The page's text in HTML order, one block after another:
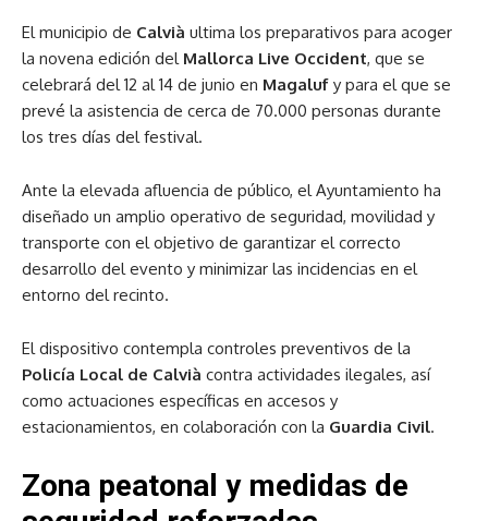
El municipio de Calvià ultima los preparativos para acoger
la novena edición del Mallorca Live Occident, que se
celebrará del 12 al 14 de junio en Magaluf y para el que se
prevé la asistencia de cerca de 70.000 personas durante
los tres días del festival.
Ante la elevada afluencia de público, el Ayuntamiento ha
diseñado un amplio operativo de seguridad, movilidad y
transporte con el objetivo de garantizar el correcto
desarrollo del evento y minimizar las incidencias en el
entorno del recinto.
El dispositivo contempla controles preventivos de la
Policía Local de Calvià contra actividades ilegales, así
como actuaciones específicas en accesos y
estacionamientos, en colaboración con la Guardia Civil.
Zona peatonal y medidas de